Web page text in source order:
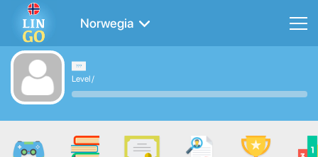
Norwegia
Level/